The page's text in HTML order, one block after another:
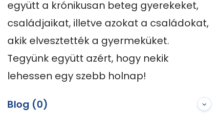
együtt a krónikusan beteg gyerekeket,
családjaikat, illetve azokat a családokat,
akik elvesztették a gyermeküket.
Tegyünk együtt azért, hogy nekik
lehessen egy szebb holnap!
Blog (0)